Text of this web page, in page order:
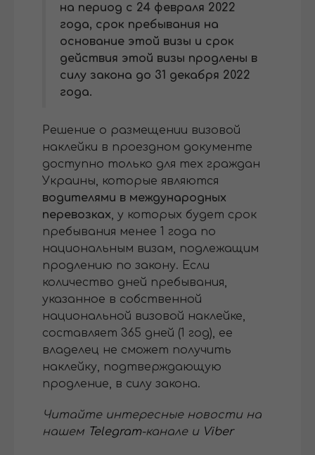
на период с 24 февраля 2022
года, срок пребывания на
основание этой визы и срок
действия этой визы продлены в
силу закона до 31 декабря 2022
года.
Решение о размещении визовой
наклейки в проездном документе
доступно только для тех граждан
Украины, которые являются
водителями в международных
перевозках , у которых будет срок
пребывания менее 1 года по
национальным визам, подлежащим
продлению по закону. Если
количество дней пребывания,
указанное в собственной
национальной визовой наклейке,
составляет 365 дней (1 год), ее
владелец не сможет получить
наклейку, подтверждающую
продление, в силу закона.
Читайте интересные новости на
нашем Telegram-канале и Viber